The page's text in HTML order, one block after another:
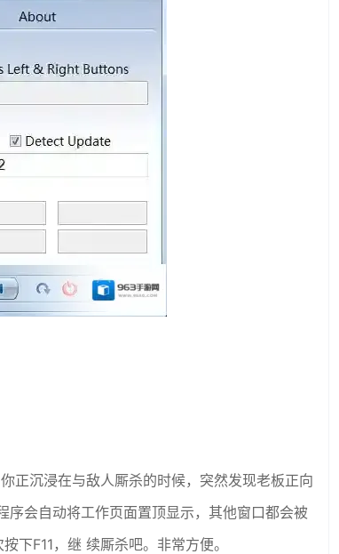
正沉浸在与敌人厮杀的时候，突然发现老板正向
会自动将工作页面置顶显示，其他窗口都会被
下F11，继 续厮杀吧。非常方便。